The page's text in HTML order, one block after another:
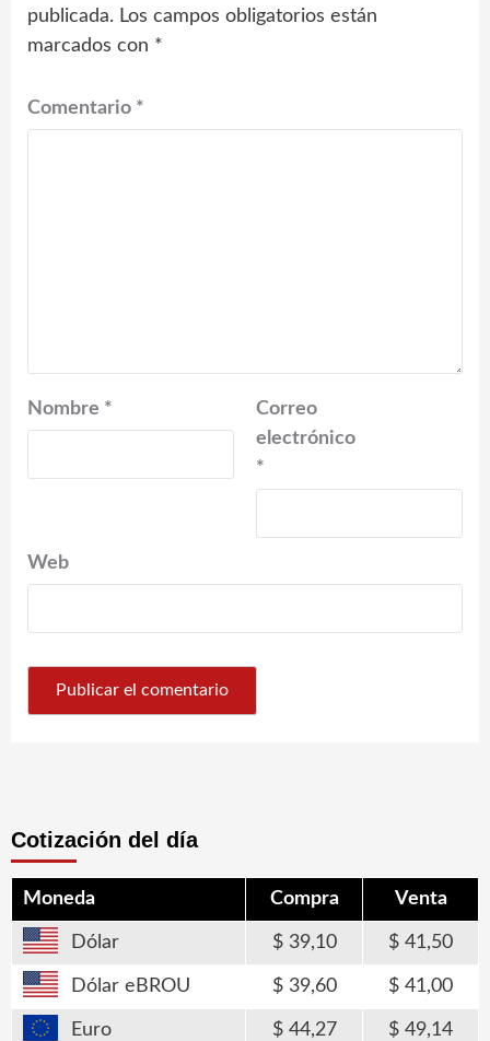
publicada. Los campos obligatorios están
marcados con *
Comentario *
Nombre *
Correo
electrónico
*
Web
Cotización del día
Moneda Compra Venta
Dólar 39,10 41,50
Dólar eBROU 39,60 41,00
Euro 44,27 49,14